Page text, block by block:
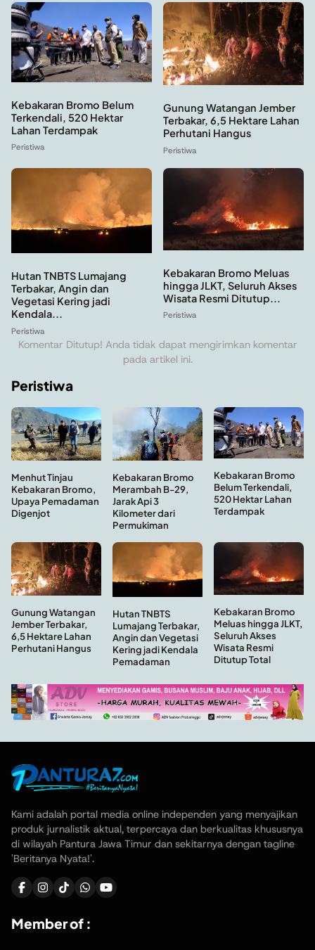
Kebakaran Bromo Belum
Terkendali, 520 Hektar
Lahan Terdampak
Peristiwa
Gunung Watangan Jember
Terbakar, 6,5 Hektare Lahan
Perhutani Hangus
Peristiwa
Hutan TNBTS Lumajang
Terbakar, Angin dan
Vegetasi Kering jadi
Kendala...
Peristiwa
Kebakaran Bromo Meluas
hingga JLKT, Seluruh Akses
Wisata Resmi Ditutup...
Peristiwa
Komentar Ditutup! Anda tidak dapat mengirimkan komentar
pada artikel ini.
Peristiwa
Menhut Tinjau
Kebakaran Bromo,
Upaya Pemadaman
Digenjot
Kebakaran Bromo
Merambah B-29,
Jarak Api 3
Kilometer dari
Permukiman
Kebakaran Bromo
Belum Terkendali,
520 Hektar Lahan
Terdampak
Gunung Watangan
Jember Terbakar,
6,5 Hektare Lahan
Perhutani Hangus
Hutan TNBTS
Lumajang Terbakar,
Angin dan Vegetasi
Kering jadi Kendala
Pemadaman
Kebakaran Bromo
Meluas hingga JLKT,
Seluruh Akses
Wisata Resmi
Ditutup Total
Kami adalah portal media online independen yang menyajikan
produk jurnalistik aktual, terpercaya dan berkualitas khususnya
di wilayah Pantura Jawa Timur dan sekitarnya dengan tagline
'Beritanya Nyata!'.
Member of :